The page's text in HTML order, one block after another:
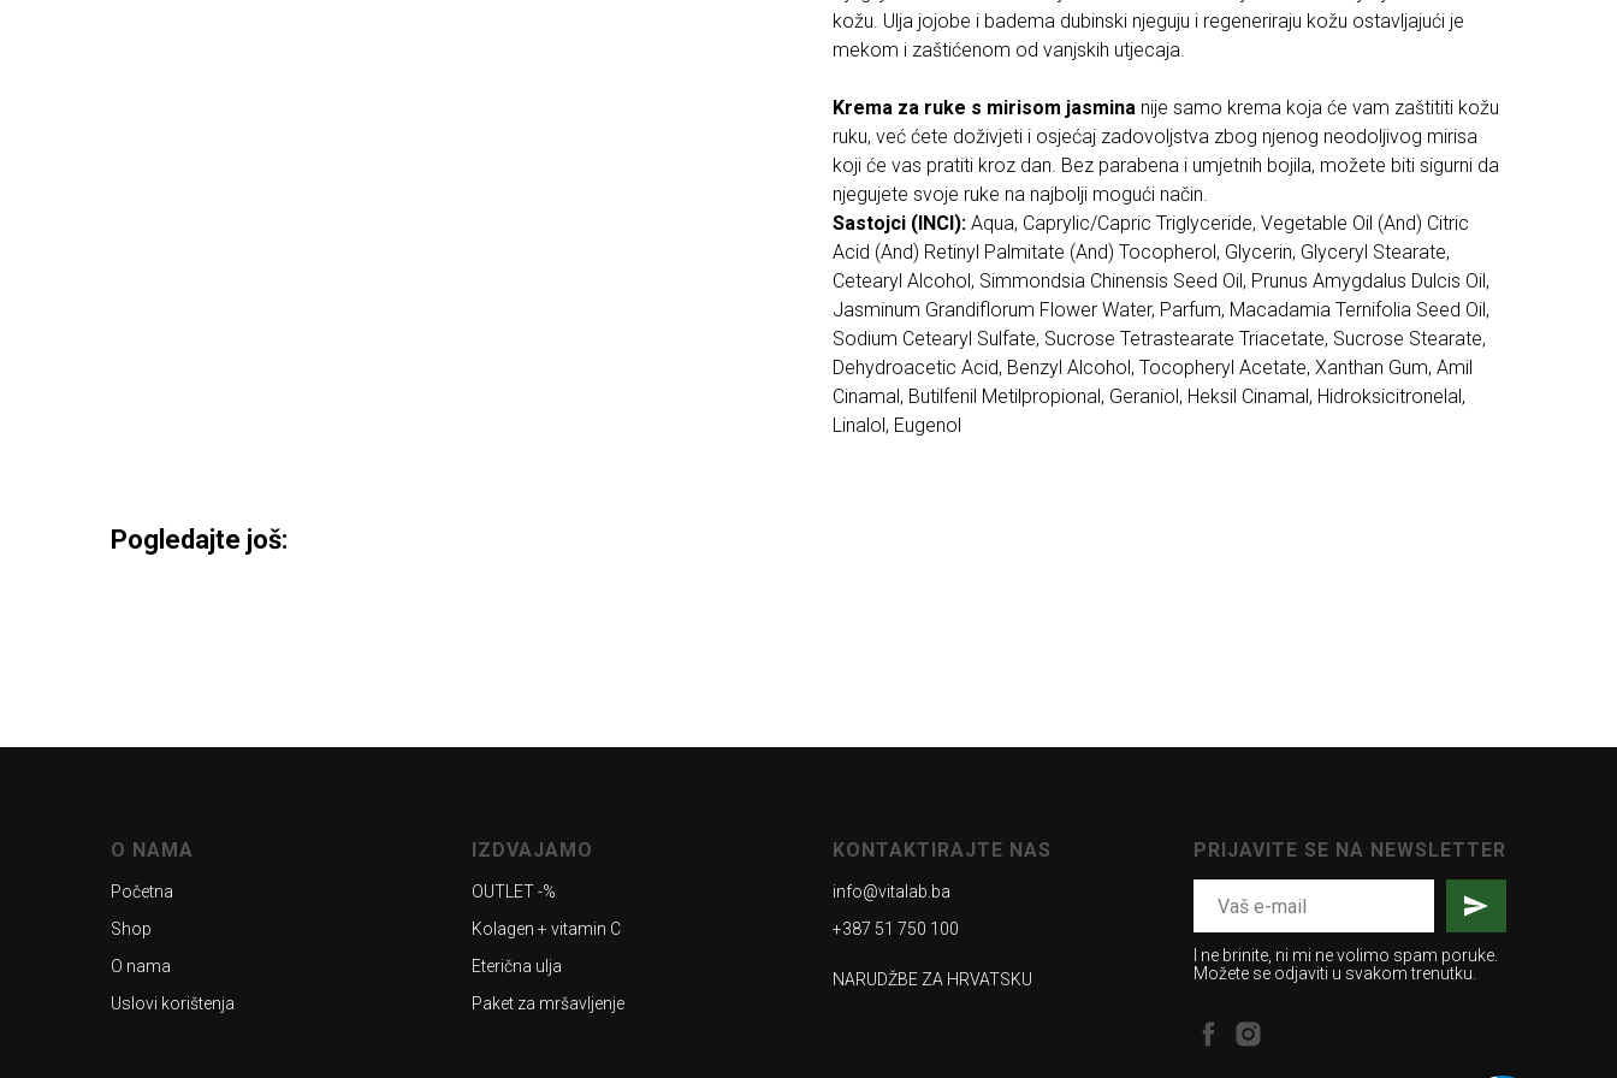
kožu. Ulja jojobe i badema dubinski njeguju i regeneriraju kožu ostavljajući je
mekom i zaštićenom od vanjskih utjecaja.
Krema za ruke s mirisom jasmina nije samo krema koja će vam zaštititi kožu
ruku, već ćete doživjeti i osjećaj zadovoljstva zbog njenog neodoljivog mirisa
koji će vas pratiti kroz dan. Bez parabena i umjetnih bojila, možete biti sigurni da
njegujete svoje ruke na najbolji mogući način.
Sastojci (INCI): Aqua, Caprylic/Capric Triglyceride, Vegetable Oil (And) Citric
Acid (And) Retinyl Palmitate (And) Tocopherol, Glycerin, Glyceryl Stearate,
Cetearyl Alcohol, Simmondsia Chinensis Seed Oil, Prunus Amygdalus Dulcis Oil,
Jasminum Grandiflorum Flower Water, Parfum, Macadamia Ternifolia Seed Oil,
Sodium Cetearyl Sulfate, Sucrose Tetrastearate Triacetate, Sucrose Stearate,
Dehydroacetic Acid, Benzyl Alcohol, Tocopheryl Acetate, Xanthan Gum, Amil
Cinamal, Butilfenil Metilpropional, Geraniol, Heksil Cinamal, Hidroksicitronelal,
Linalol, Eugenol
Pogledajte još:
O NAMA
Početna
Shop
O nama
Uslovi korištenja
IZDVAJAMO
OUTLET -%
Kolagen + vitamin C
Eterična ulja
Paket za mršavljenje
KONTAKTIRAJTE NAS
info@vitalab.ba
+387 51 750 100
NARUDŽBE ZA HRVATSKU
PRIJAVITE SE NA NEWSLETTER
I ne brinite, ni mi ne volimo spam poruke.
Možete se odjaviti u svakom trenutku.